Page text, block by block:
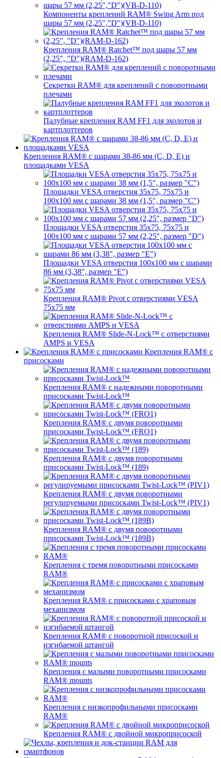
Компоненты креплений RAM® Swing Arm под
шары 57 мм (2,25","D")(VB-D-110)
Крепления RAM® Ratchet™ под шары 57 мм
(2,25", "D")(RAM-D-162)
Секретки RAM® для креплений с поворотными
плечами
Палубные крепления RAM FF1 для эхолотов и
картплоттеров
Крепления RAM® с шарами 38-86 мм (C, D, E) и
площадками VESA
Площадки VESA отверстия 35x75, 75x75 и
100x100 мм с шарами 38 мм (1,5", размер "C")
Площадки VESA отверстия 35х75, 75x75 и
100x100 мм с шарами 57 мм (2,25", размер "D")
Площадки VESA отверстия 100x100 мм с шарами
86 мм (3,38", размер "E")
Крепления RAM® Pivot с отверстиями VESA
75x75 мм
Крепления RAM® Slide-N-Lock™ с отверстиями
AMPS и VESA
Крепления RAM® с
присосками
Крепления RAM® с надежными поворотными
присосками Twist-Lock™
Крепления RAM® с двумя поворотными
присосками Twist-Lock™ (FRO1)
Крепления RAM® с двумя поворотными
присосками Twist-Lock™ (189)
Крепления RAM® с двумя поворотными
регулируемыми присосками Twist-Lock™ (PIV1)
Крепления RAM® с двумя поворотными
присосками Twist-Lock™ (189B)
Крепления с тремя поворотными присосками
RAM®
Крепления RAM® с присосками с храповым
механизмом
Крепления RAM® с поворотной присоской и
изгибаемой штангой
Крепления с малыми поворотными присосками
RAM® mounts
Крепления с низкопрофильными присосками
RAM®
Крепления RAM® с двойной микроприсоской